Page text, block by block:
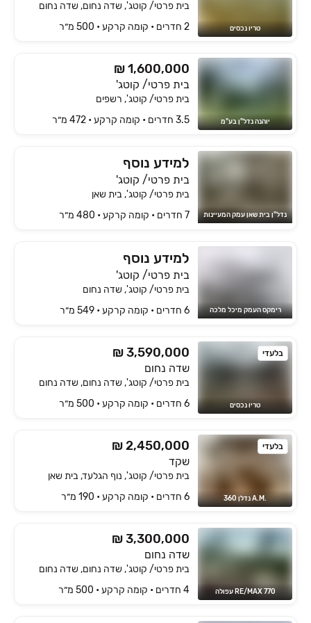
טריו נכסים
בית פרטי/ קוטג', שדה נחום, שדה נחום
2 חדרים • קומה ‎קרקע‏ • 500 מ״ר
יוהנה נדל"ן בע"מ
₪ 1,600,000
בית פרטי/ קוטג'
בית פרטי/ קוטג', רשפים
3.5 חדרים • קומה ‎קרקע‏ • 472 מ״ר
נדל"ן בית שאן עמק המעיינות
למידע נוסף
בית פרטי/ קוטג'
בית פרטי/ קוטג', בית שאן
7 חדרים • קומה ‎קרקע‏ • 480 מ״ר
רימקס העמק מיכל מלכה
למידע נוסף
בית פרטי/ קוטג'
בית פרטי/ קוטג', שדה נחום
6 חדרים • קומה ‎קרקע‏ • 549 מ״ר
בלעדי
טריו נכסים
₪ 3,590,000
שדה נחום
בית פרטי/ קוטג', שדה נחום, שדה נחום
6 חדרים • קומה ‎קרקע‏ • 500 מ״ר
בלעדי
.A.M נדלן 360
₪ 2,450,000
שקד
בית פרטי/ קוטג', נוף הגלעד, בית שאן
6 חדרים • קומה ‎קרקע‏ • 190 מ״ר
RE/MAX 770 עפולה
₪ 3,300,000
שדה נחום
בית פרטי/ קוטג', שדה נחום, שדה נחום
4 חדרים • קומה ‎קרקע‏ • 500 מ״ר